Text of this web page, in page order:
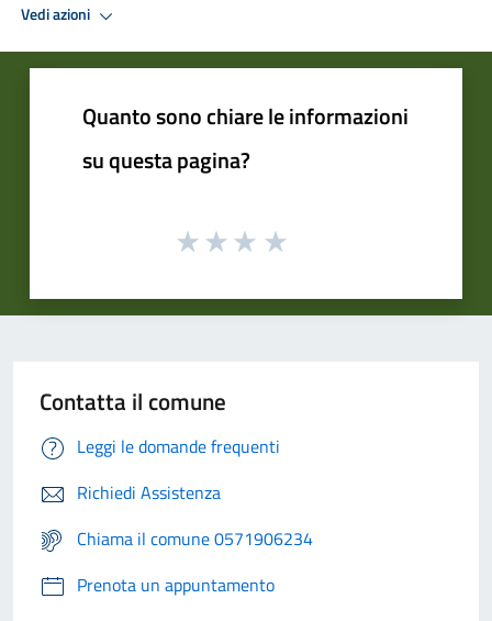
Vedi azioni
Quanto sono chiare le informazioni
su questa pagina?
Contatta il comune
Leggi le domande frequenti
Richiedi Assistenza
Chiama il comune 0571906234
Prenota un appuntamento